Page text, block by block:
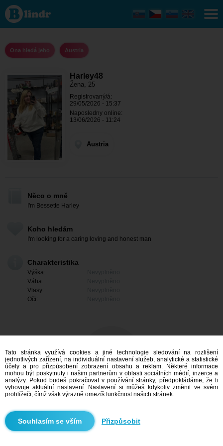
Harley48
- Ona
hledá
jeho
Ona hledá jeho Austria
Harley48
Žena, 25
Registrovaný/á:
29/05/2026 - 15:37
Naposledny online:
13/06/2026 - 11:24
Austria
Něco o mně
I'm Bessette Harley
Koho hledám
I'm looking for a caring loving and honest man
Charakteristika
Výška:
Váha:
Vlasy:
Oči:
Mám zájem
Vyhledávání
Tato stránka využívá cookies a jiné technologie sledování na rozlišení
jednotlivých zařízení, na individuální nastavení služeb, analytické a statistické
účely a pro přizpůsobení zobrazení obsahu a reklam. Některé informace
mohou být poskytnuty i našim partnerům v oblasti sociálních médií, inzerce a
analýzy. Pokud budeš pokračovat v používání stránky, předpokládáme, že ti
vyhovuje aktuální nastavení. Nastavení si můžeš kdykoliv změnit ve svém
prohlížeči, čímž však výrazně omezíš funkčnost našich stránek.
Přizpůsobit